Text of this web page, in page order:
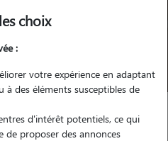
animal ?
Pet Sitter
Lozère Chanac
choix
:
votre expérience en adaptant
à des éléments susceptibles de
d'intérêt potentiels, ce qui
de proposer des annonces